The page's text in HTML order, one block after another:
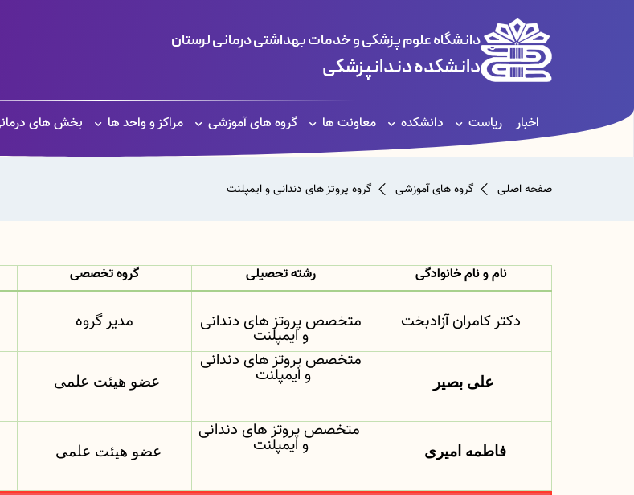
دانشگاه علوم پزشکی و خدمات بهداشتی درمانی لرستان
دانشکده دندانپزشکی
اخبار ریاست دانشکده معاونت ها گروه های آموزشی مراکز و واحد ها بخش های
صفحه اصلی گروه های آموزشی گروه پروتز های دندانی و ایمپلنت
نام و نام خانوادگی رشته تحصیلی گروه تخصصی
دکتر کامران آزادبخت متخصص پروتز های دندانی
و ایمپلنت
مدیر گروه
علی بصیر
متخصص پروتز های دندانی
و ایمپلنت عضو هیئت علمی
فاطمه امیری
متخصص پروتز های دندانی
و ایمپلنت عضو هیئت علمی